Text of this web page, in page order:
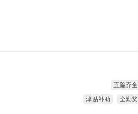
五险齐全
津贴补助
全勤奖